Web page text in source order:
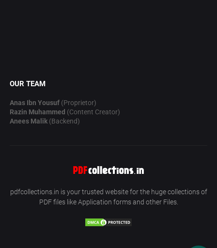
OUR TEAM
Anas Ibn Yousuf (Proprietor)
Razin Muhammed (Content Creator)
Anees Malik (Backend)
pdfcollections.in is your trusted website for the huge collections of
PDF files like Application forms and other Files.